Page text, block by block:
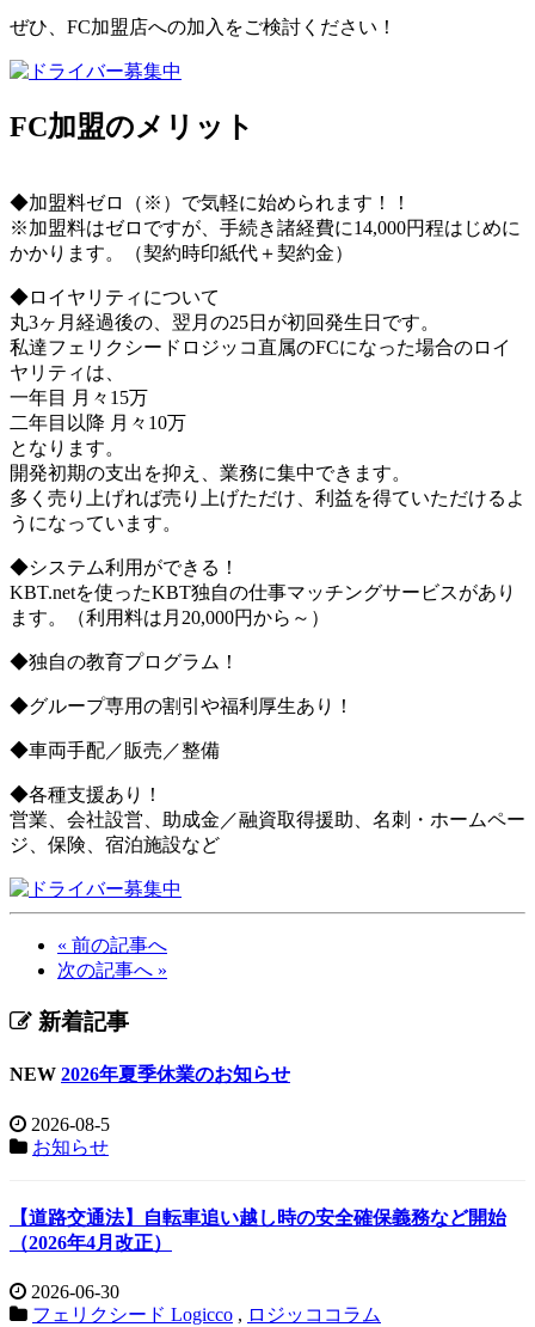
ぜひ、FC加盟店への加入をご検討ください！
FC加盟のメリット
◆加盟料ゼロ（※）で気軽に始められます！！
※加盟料はゼロですが、手続き諸経費に14,000円程はじめに
かかります。（契約時印紙代＋契約金）
◆ロイヤリティについて
丸3ヶ月経過後の、翌月の25日が初回発生日です。
私達フェリクシードロジッコ直属のFCになった場合のロイ
ヤリティは、
一年目 月々15万
二年目以降 月々10万
となります。
開発初期の支出を抑え、業務に集中できます。
多く売り上げれば売り上げただけ、利益を得ていただけるよ
うになっています。
◆システム利用ができる！
KBT.netを使ったKBT独自の仕事マッチングサービスがあり
ます。（利用料は月20,000円から～）
◆独自の教育プログラム！
◆グループ専用の割引や福利厚生あり！
◆車両手配／販売／整備
◆各種支援あり！
営業、会社設営、助成金／融資取得援助、名刺・ホームペー
ジ、保険、宿泊施設など
« 前の記事へ
次の記事へ »
新着記事
NEW 2026年夏季休業のお知らせ
2026-08-5
お知らせ
【道路交通法】自転車追い越し時の安全確保義務など開始
（2026年4月改正）
2026-06-30
フェリクシード Logicco , ロジッココラム